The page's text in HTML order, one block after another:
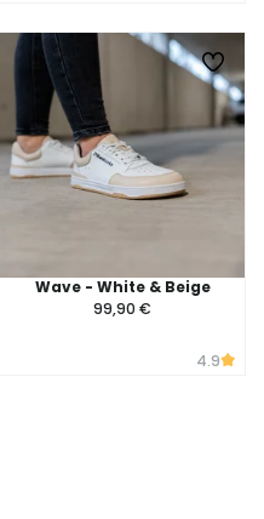
Wave - White & Beige
99,90 €
4.9